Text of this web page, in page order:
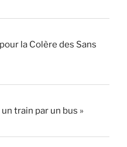
la Colère des Sans
train par un bus »